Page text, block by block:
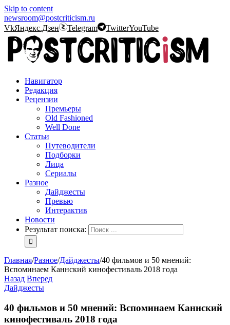
Skip to content
newsroom@postcriticism.ru
VkЯндекс.Дзен Telegram TwitterYouTube
Навигатор
Редакция
Рецензии
Премьеры
Old Fashioned
Well Done
Статьи
Путеводители
Подборки
Лица
Сериалы
Разное
Дайджесты
Превью
Интерактив
Новости
Результат поиска:
Главная/Разное/Дайджесты/40 фильмов и 50 мнений:
Вспоминаем Каннский кинофестиваль 2018 года
Назад Вперед
Дайджесты
40 фильмов и 50 мнений: Вспоминаем Каннский
кинофестиваль 2018 года